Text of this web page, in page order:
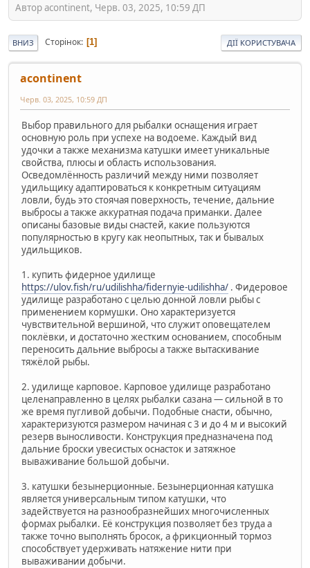
Автор acontinent, Черв. 03, 2025, 10:59 ДП
ВНИЗ Сторінок 1 ДІЇ КОРИСТУВАЧА
acontinent
Черв. 03, 2025, 10:59 ДП
Выбор правильного для рыбалки оснащения играет
основную роль при успехе на водоеме. Каждый вид
удочки а также механизма катушки имеет уникальные
свойства, плюсы и область использования.
Осведомлённость различий между ними позволяет
удильщику адаптироваться к конкретным ситуациям
ловли, будь это стоячая поверхность, течение, дальние
выбросы а также аккуратная подача приманки. Далее
описаны базовые виды снастей, какие пользуются
популярностью в кругу как неопытных, так и бывалых
удильщиков.
1. купить фидерное удилище
https://ulov.fish/ru/udilishha/fidernyie-udilishha/ . Фидеровое
удилище разработано с целью донной ловли рыбы с
применением кормушки. Оно характеризуется
чувствительной вершиной, что служит оповещателем
поклёвки, и достаточно жестким основанием, способным
переносить дальние выбросы а также вытаскивание
тяжёлой рыбы.
2. удилище карповое. Карповое удилище разработано
целенаправленно в целях рыбалки сазана — сильной в то
же время пугливой добычи. Подобные снасти, обычно,
характеризуются размером начиная с 3 и до 4 м и высокий
резерв выносливости. Конструкция предназначена под
дальние броски увесистых оснасток и затяжное
вываживание большой добычи.
3. катушки безынерционные. Безынерционная катушка
является универсальным типом катушки, что
задействуется на разнообразнейших многочисленных
формах рыбалки. Её конструкция позволяет без труда а
также точно выполнять бросок, а фрикционный тормоз
способствует удерживать натяжение нити при
вываживании добычи.